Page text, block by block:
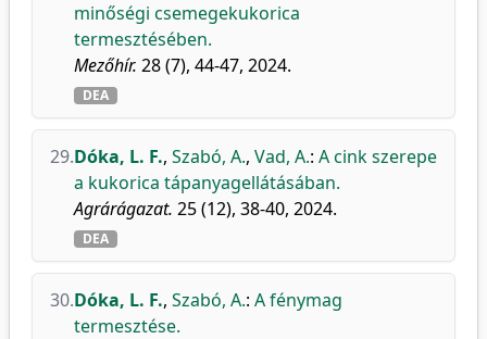
minőségi csemegekukorica
termesztésében.
Mezőhír. 28 (7), 44-47, 2024.
DEA
29.Dóka, L. F., Szabó, A., Vad, A.: A cink szerepe
a kukorica tápanyagellátásában.
Agrárágazat. 25 (12), 38-40, 2024.
DEA
30.Dóka, L. F., Szabó, A.: A fénymag
termesztése.